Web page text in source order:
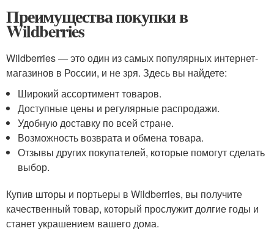
Преимущества покупки в
Wildberries
Wildberries — это один из самых популярных интернет-
магазинов в России, и не зря. Здесь вы найдете:
Широкий ассортимент товаров.
Доступные цены и регулярные распродажи.
Удобную доставку по всей стране.
Возможность возврата и обмена товара.
Отзывы других покупателей, которые помогут сделать
выбор.
Купив шторы и портьеры в Wildberries, вы получите
качественный товар, который прослужит долгие годы и
станет украшением вашего дома.